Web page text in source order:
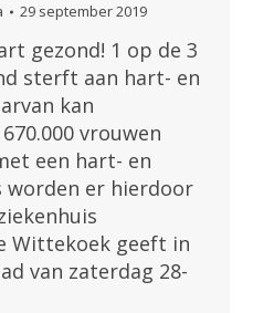
29 september 2019
gezond! 1 op de 3
sterft aan hart- en
kan
vrouwen
een hart- en
worden er hierdoor
Wittekoek geeft in
van zaterdag 28-